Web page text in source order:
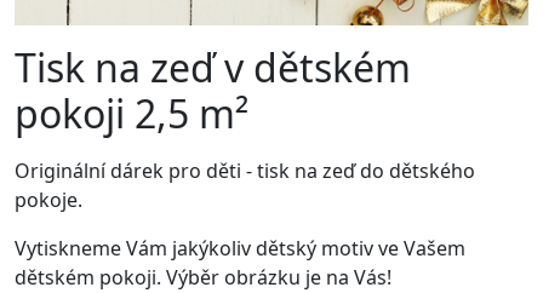
Tisk na zeď v dětském
pokoji 2,5 m²
Originální dárek pro děti -tisk na zeďdo dětského
pokoje.
Vytiskneme Vám jakýkoliv dětský motiv ve Vašem
dětském pokoji. Výběr obrázku je na Vás!